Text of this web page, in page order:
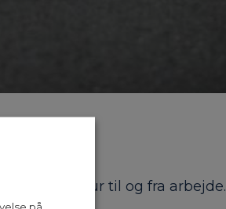
på din tur til og fra arbejde.
på